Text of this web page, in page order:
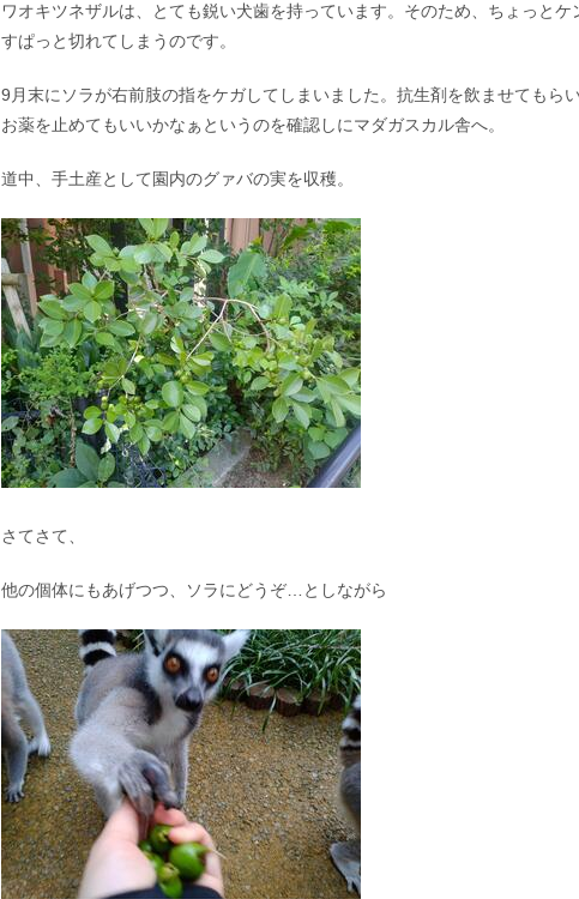
ワオキツネザルは、とても鋭い犬歯を持っています。そのため、ちょっとケ
すぱっと切れてしまうのです。
9月末にソラが右前肢の指をケガしてしまいました。抗生剤を飲ませてもら
お薬を止めてもいいかなぁというのを確認しにマダガスカル舎へ。
道中、手土産として園内のグァバの実を収穫。
さてさて、
他の個体にもあげつつ、ソラにどうぞ…としながら